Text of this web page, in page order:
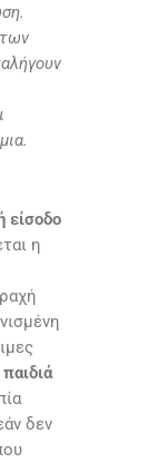
είσοδο
η
παιδιά
δεν